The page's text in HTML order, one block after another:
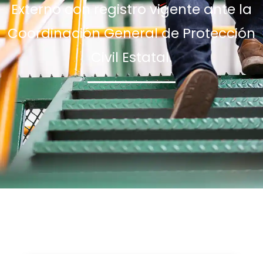
Externo con registro vigente ante la
Coordinación General de Protección
Civil Estatal.